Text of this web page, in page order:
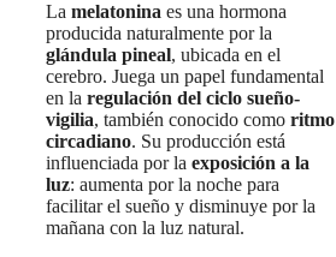
La melatonina es una hormona
producida naturalmente por la
glándula pineal, ubicada en el
cerebro. Juega un papel fundamental
en la regulación del ciclo sueño-
vigilia, también conocido como ritmo
circadiano. Su producción está
influenciada por la exposición a la
luz: aumenta por la noche para
facilitar el sueño y disminuye por la
mañana con la luz natural.